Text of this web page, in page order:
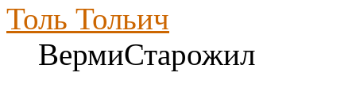
Толь Тольич
ВермиСтарожил